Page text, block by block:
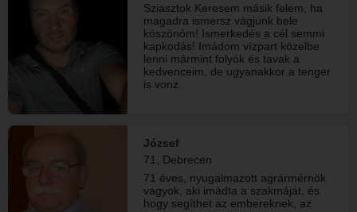
Sziasztok Keresem másik felem, ha
magadra ismersz vágjunk bele
köszönöm! Ismerkedés a cél semmi
kapkodás! Imádom vízpart közelbe
lenni mármint folyók és tavak a
kedvenceim, de ugyanakkor a tenger
is vonz.
József
71, Debrecen
71 éves, nyugalmazott agrármérnök
vagyok, aki imádta a szakmáját, és
hogy segíthet az embereknek, az